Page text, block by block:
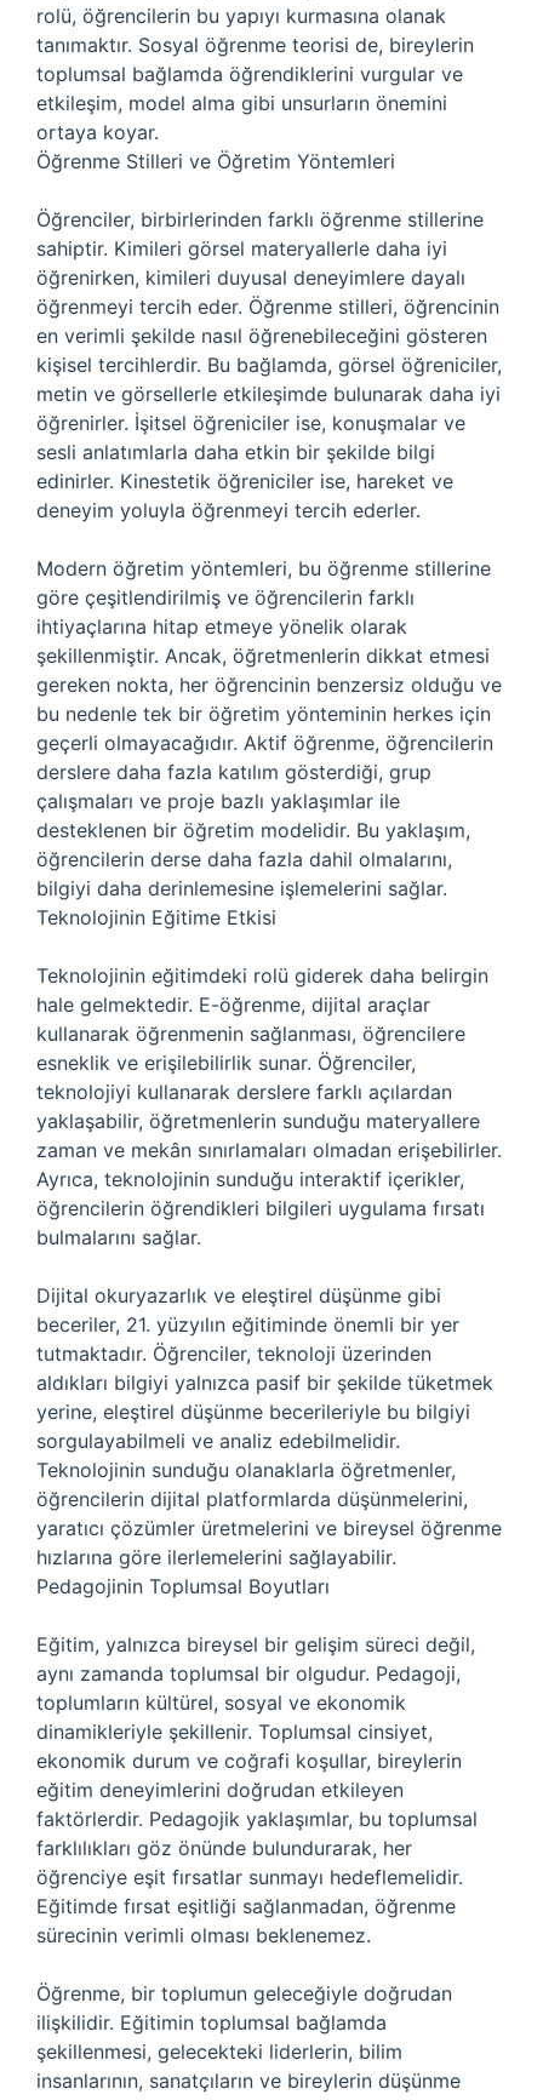
rolü, öğrencilerin bu yapıyı kurmasına olanak
tanımaktır. Sosyal öğrenme teorisi de, bireylerin
toplumsal bağlamda öğrendiklerini vurgular ve
etkileşim, model alma gibi unsurların önemini
ortaya koyar.
Öğrenme Stilleri ve Öğretim Yöntemleri
Öğrenciler, birbirlerinden farklı öğrenme stillerine
sahiptir. Kimileri görsel materyallerle daha iyi
öğrenirken, kimileri duyusal deneyimlere dayalı
öğrenmeyi tercih eder. Öğrenme stilleri, öğrencinin
en verimli şekilde nasıl öğrenebileceğini gösteren
kişisel tercihlerdir. Bu bağlamda, görsel öğreniciler,
metin ve görsellerle etkileşimde bulunarak daha iyi
öğrenirler. İşitsel öğreniciler ise, konuşmalar ve
sesli anlatımlarla daha etkin bir şekilde bilgi
edinirler. Kinestetik öğreniciler ise, hareket ve
deneyim yoluyla öğrenmeyi tercih ederler.
Modern öğretim yöntemleri, bu öğrenme stillerine
göre çeşitlendirilmiş ve öğrencilerin farklı
ihtiyaçlarına hitap etmeye yönelik olarak
şekillenmiştir. Ancak, öğretmenlerin dikkat etmesi
gereken nokta, her öğrencinin benzersiz olduğu ve
bu nedenle tek bir öğretim yönteminin herkes için
geçerli olmayacağıdır. Aktif öğrenme, öğrencilerin
derslere daha fazla katılım gösterdiği, grup
çalışmaları ve proje bazlı yaklaşımlar ile
desteklenen bir öğretim modelidir. Bu yaklaşım,
öğrencilerin derse daha fazla dahil olmalarını,
bilgiyi daha derinlemesine işlemelerini sağlar.
Teknolojinin Eğitime Etkisi
Teknolojinin eğitimdeki rolü giderek daha belirgin
hale gelmektedir. E-öğrenme, dijital araçlar
kullanarak öğrenmenin sağlanması, öğrencilere
esneklik ve erişilebilirlik sunar. Öğrenciler,
teknolojiyi kullanarak derslere farklı açılardan
yaklaşabilir, öğretmenlerin sunduğu materyallere
zaman ve mekân sınırlamaları olmadan erişebilirler.
Ayrıca, teknolojinin sunduğu interaktif içerikler,
öğrencilerin öğrendikleri bilgileri uygulama fırsatı
bulmalarını sağlar.
Dijital okuryazarlık ve eleştirel düşünme gibi
beceriler, 21. yüzyılın eğitiminde önemli bir yer
tutmaktadır. Öğrenciler, teknoloji üzerinden
aldıkları bilgiyi yalnızca pasif bir şekilde tüketmek
yerine, eleştirel düşünme becerileriyle bu bilgiyi
sorgulayabilmeli ve analiz edebilmelidir.
Teknolojinin sunduğu olanaklarla öğretmenler,
öğrencilerin dijital platformlarda düşünmelerini,
yaratıcı çözümler üretmelerini ve bireysel öğrenme
hızlarına göre ilerlemelerini sağlayabilir.
Pedagojinin Toplumsal Boyutları
Eğitim, yalnızca bireysel bir gelişim süreci değil,
aynı zamanda toplumsal bir olgudur. Pedagoji,
toplumların kültürel, sosyal ve ekonomik
dinamikleriyle şekillenir. Toplumsal cinsiyet,
ekonomik durum ve coğrafi koşullar, bireylerin
eğitim deneyimlerini doğrudan etkileyen
faktörlerdir. Pedagojik yaklaşımlar, bu toplumsal
farklılıkları göz önünde bulundurarak, her
öğrenciye eşit fırsatlar sunmayı hedeflemelidir.
Eğitimde fırsat eşitliği sağlanmadan, öğrenme
sürecinin verimli olması beklenemez.
Öğrenme, bir toplumun geleceğiyle doğrudan
ilişkilidir. Eğitimin toplumsal bağlamda
şekillenmesi, gelecekteki liderlerin, bilim
insanlarının, sanatçıların ve bireylerin düşünme